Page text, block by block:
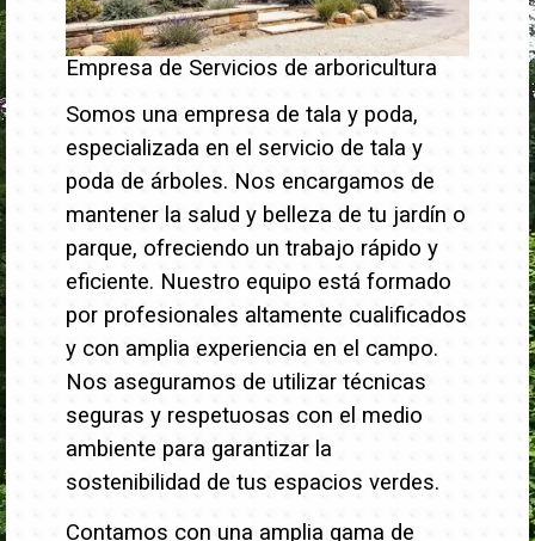
Empresa de Servicios de arboricultura
Somos una empresa de tala y poda,
especializada en el servicio de tala y
poda de árboles. Nos encargamos de
mantener la salud y belleza de tu jardín o
parque, ofreciendo un trabajo rápido y
eficiente. Nuestro equipo está formado
por profesionales altamente cualificados
y con amplia experiencia en el campo.
Nos aseguramos de utilizar técnicas
seguras y respetuosas con el medio
ambiente para garantizar la
sostenibilidad de tus espacios verdes.
Contamos con una amplia gama de